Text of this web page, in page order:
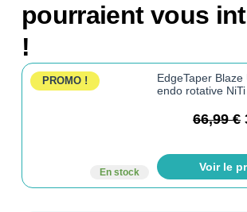
pourraient vous
!
PROMO !
En stock
EdgeTaper
endo rotative
66,99€
Voir le